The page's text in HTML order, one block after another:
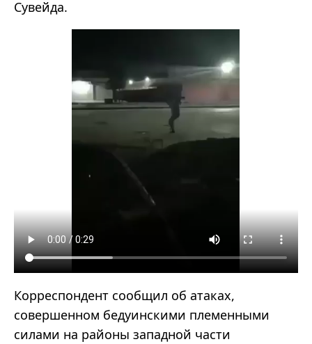
Сувейда.
Корреспондент сообщил об атаках,
совершенном бедуинскими племенными
силами на районы западной части